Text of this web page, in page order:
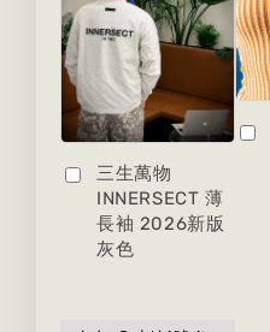
三生萬物
INNERSECT 薄
長袖 2026新版
灰色